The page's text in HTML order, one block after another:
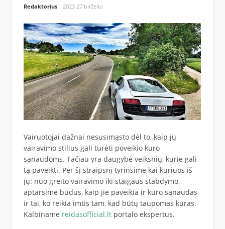
Redaktorius 2023 27 birželio
Vairuotojai dažnai nesusimąsto dėl to, kaip jų
vairavimo stilius gali turėti poveikio kuro
sąnaudoms. Tačiau yra daugybė veiksnių, kurie gali
tą paveikti. Per šį straipsnį tyrinsime kai kuriuos iš
jų: nuo greito vairavimo iki staigaus stabdymo,
aptarsime būdus, kaip jie paveikia ir kuro sąnaudas
ir tai, ko reikia imtis tam, kad būtų taupomas kuras.
Kalbiname reidasofficial.ltportalo ekspertus.